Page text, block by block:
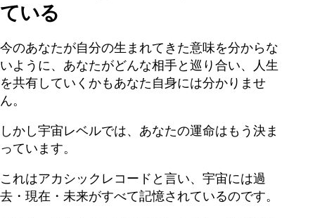
ている
今のあなたが自分の生まれてきた意味を分からな
いように、あなたがどんな相手と巡り合い、人生
を共有していくかもあなた自身には分かりませ
ん。
しかし宇宙レベルでは、あなたの運命はもう決ま
っています。
これはアカシックレコードと言い、宇宙には過
去・現在・未来がすべて記憶されているのです。